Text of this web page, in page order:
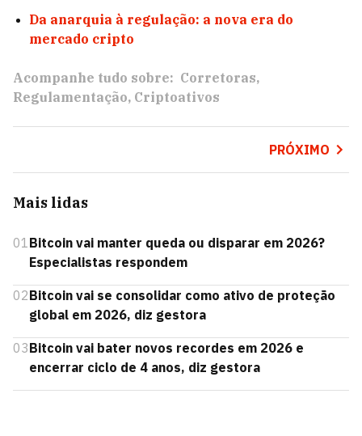
Da anarquia à regulação: a nova era do
mercado cripto
Acompanhe tudo sobre: Corretoras
Regulamentação Criptoativos
PRÓXIMO
Mais lidas
01Bitcoin vai manter queda ou disparar em 2026?
Especialistas respondem
02Bitcoin vai se consolidar como ativo de proteção
global em 2026, diz gestora
03Bitcoin vai bater novos recordes em 2026 e
encerrar ciclo de 4 anos, diz gestora